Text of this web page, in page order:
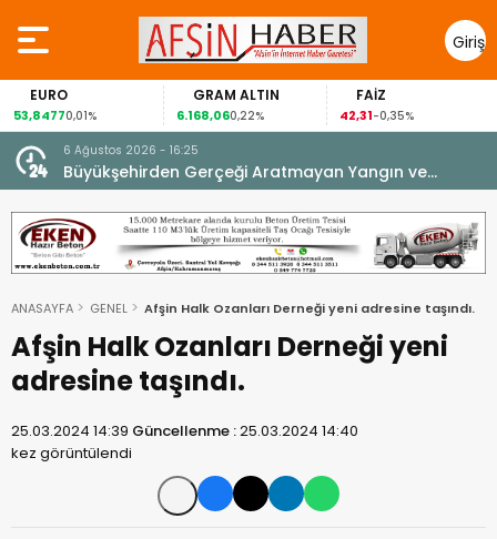
Giriş
Yap
GRAM ALTIN
6.168,060,22%
FAİZ
42,31-0,35%
GÜMÜŞ GRAM
88,601,07%
6 Ağustos 2026 - 16:25
Büyükşehirden Gerçeği Aratmayan Yangın ve
Kurtarma Tatbikatı.
ANASAYFA GENEL Afşin Halk Ozanları Derneği yeni adresine taşındı.
Afşin Halk Ozanları Derneği yeni
adresine taşındı.
25.03.2024 14:39 Güncellenme :25.03.2024 14:40
kez görüntülendi